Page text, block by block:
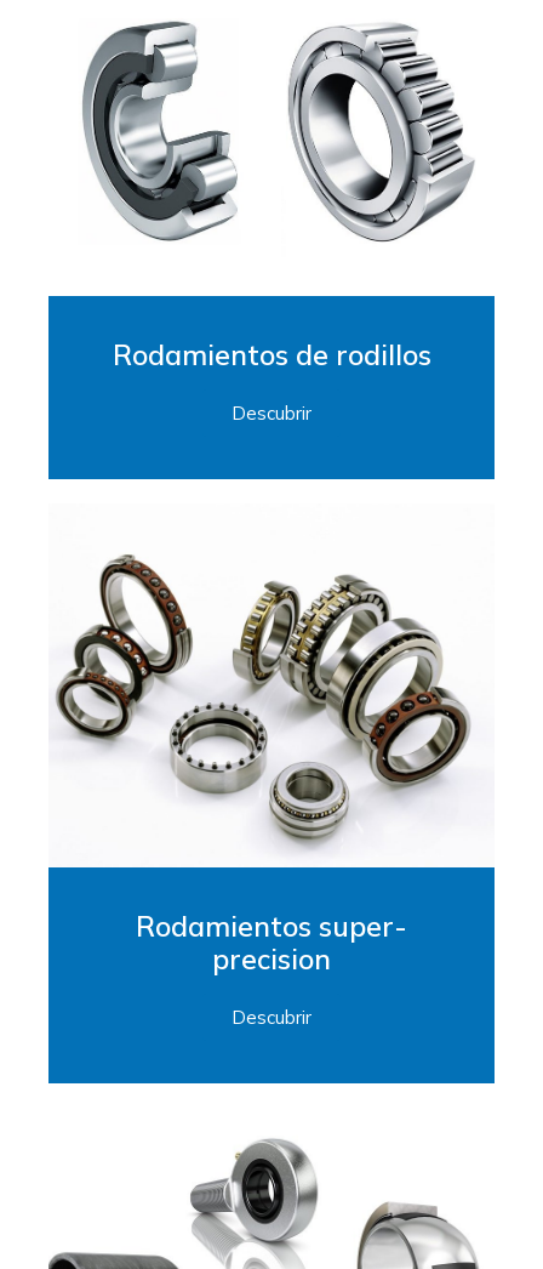
Rodamientos de rodillos
Descubrir
Rodamientos super-
precision
Descubrir